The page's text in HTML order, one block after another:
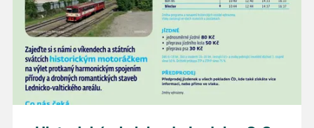
Lanžhotčané.
Těšíme se na Vás!